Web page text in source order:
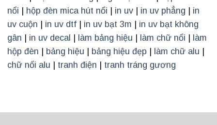
nổi | hộp đèn mica hút nổi | in uv | in uv phẳng | in
uv cuộn | in uv dtf | in uv bạt 3m | in uv bạt không
gân | in uv decal | làm bảng hiệu | làm chữ nổi | làm
hộp đèn | bảng hiệu | bảng hiệu đẹp | làm chữ alu |
chữ nổi alu | tranh điện | tranh tráng gương